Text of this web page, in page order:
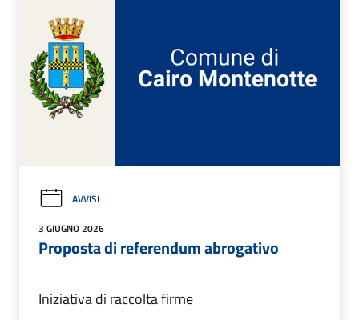
AVVISI
3 GIUGNO 2026
Proposta di referendum abrogativo
Iniziativa di raccolta firme